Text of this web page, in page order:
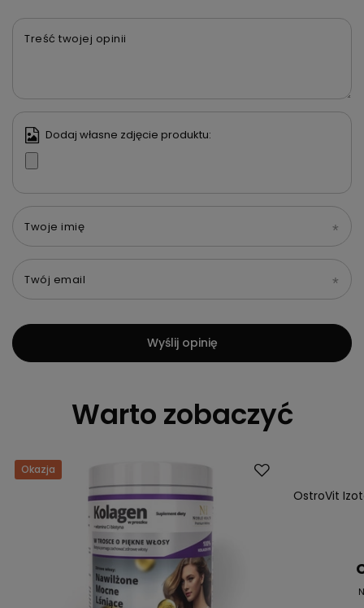
Treść twojej opinii
Dodaj własne zdjęcie produktu:
Twoje imię
Twój email
Wyślij opinię
Warto zobaczyć
Okazja
OstroVit